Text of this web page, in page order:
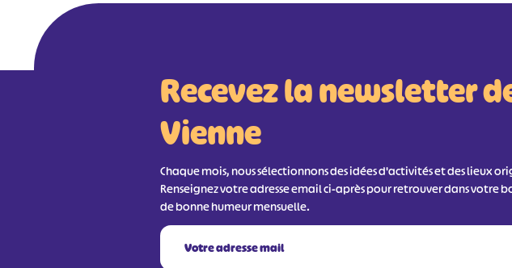
Recevez la newsletter
Vienne
Chaque mois, nous sélectionnons des idées d'activités et des lieux
Renseignez votre adresse email ci-après pour retrouver dans votre
de bonne humeur mensuelle.